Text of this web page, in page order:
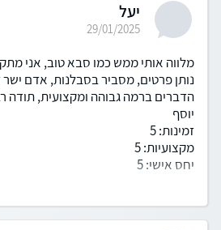
יעל
29/01/2025
מלווה אותי ממש כמו סבא טוב, אני
נותן פרטים, מסביר בסבלנות, אדם
הדברים ברמה גבוהה ומקצועית, תודה
יוסף
זמינות: 5
מקצועיות: 5
יחס אישי: 5